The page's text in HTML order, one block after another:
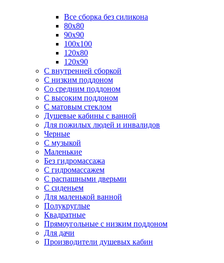
Все сборка без силикона
80х80
90х90
100х100
120х80
120х90
С внутренней сборкой
C низким поддоном
Со средним поддоном
С высоким поддоном
С матовым стеклом
Душевые кабины с ванной
Для пожилых людей и инвалидов
Черные
С музыкой
Маленькие
Без гидромассажа
С гидромассажем
С распашными дверьми
С сиденьем
Для маленькой ванной
Полукруглые
Квадратные
Прямоугольные с низким поддоном
Для дачи
Производители душевых кабин